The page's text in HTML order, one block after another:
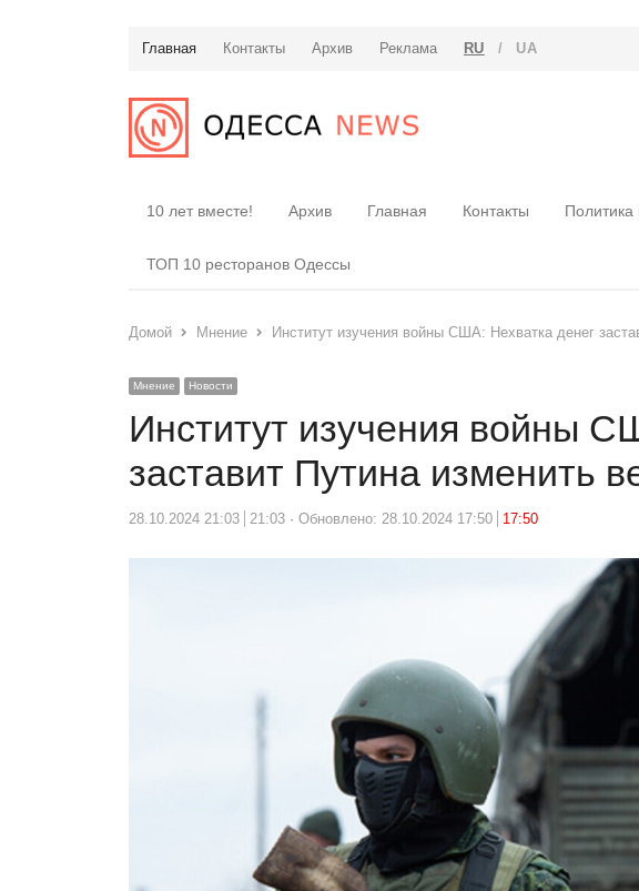
Главная Контакты Архив Реклама RU / UA
10 лет вместе! Архив Главная Контакты Политика
ТОП 10 ресторанов Одессы
Домой Мнение Институт изучения войны США: Нехватка денег
Мнение Новости
Институт изучения войны
заставит Путина изменить
28.10.2024 21:03 21:03 Обновлено: 28.10.2024 17:50 17:50